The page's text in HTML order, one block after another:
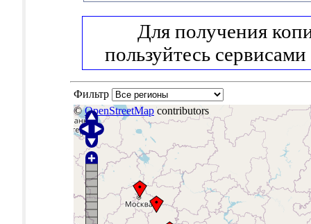
Для получения
пользуйтесь сервисами
Фильтр
©OpenStreetMapcontributors